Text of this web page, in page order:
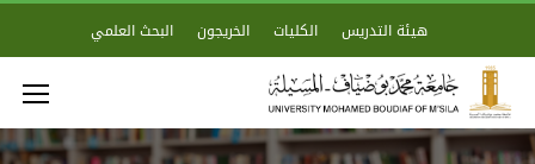
هيئة التدريس الكليات الخريجون البحث العلمي